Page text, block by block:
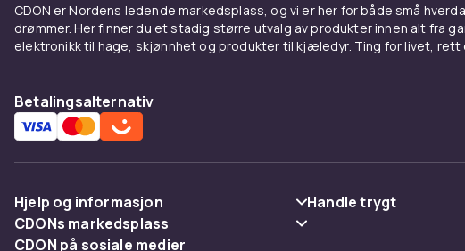
CDON er Nordens ledende markedsplass, og vi er her for både små
drømmer. Her finner du et stadig større utvalg av produkter innen alt fra
elektronikk til hage, skjønnhet og produkter til kjæledyr. Ting for livet, rett
Betalingsalternativ
Hjelp og informasjon
Vanlige spørsmål
Handle trygt
CDONs markedsplass
CDON på sosiale medier